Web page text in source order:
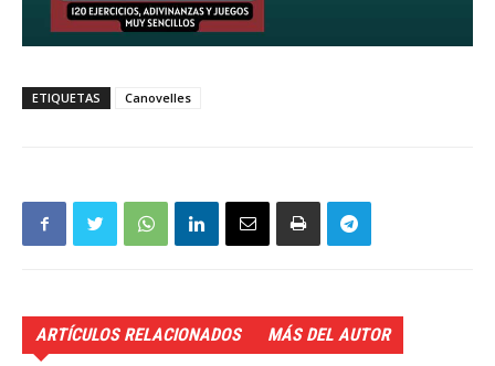
ETIQUETAS Canovelles
ARTÍCULOS RELACIONADOS MÁS DEL AUTOR